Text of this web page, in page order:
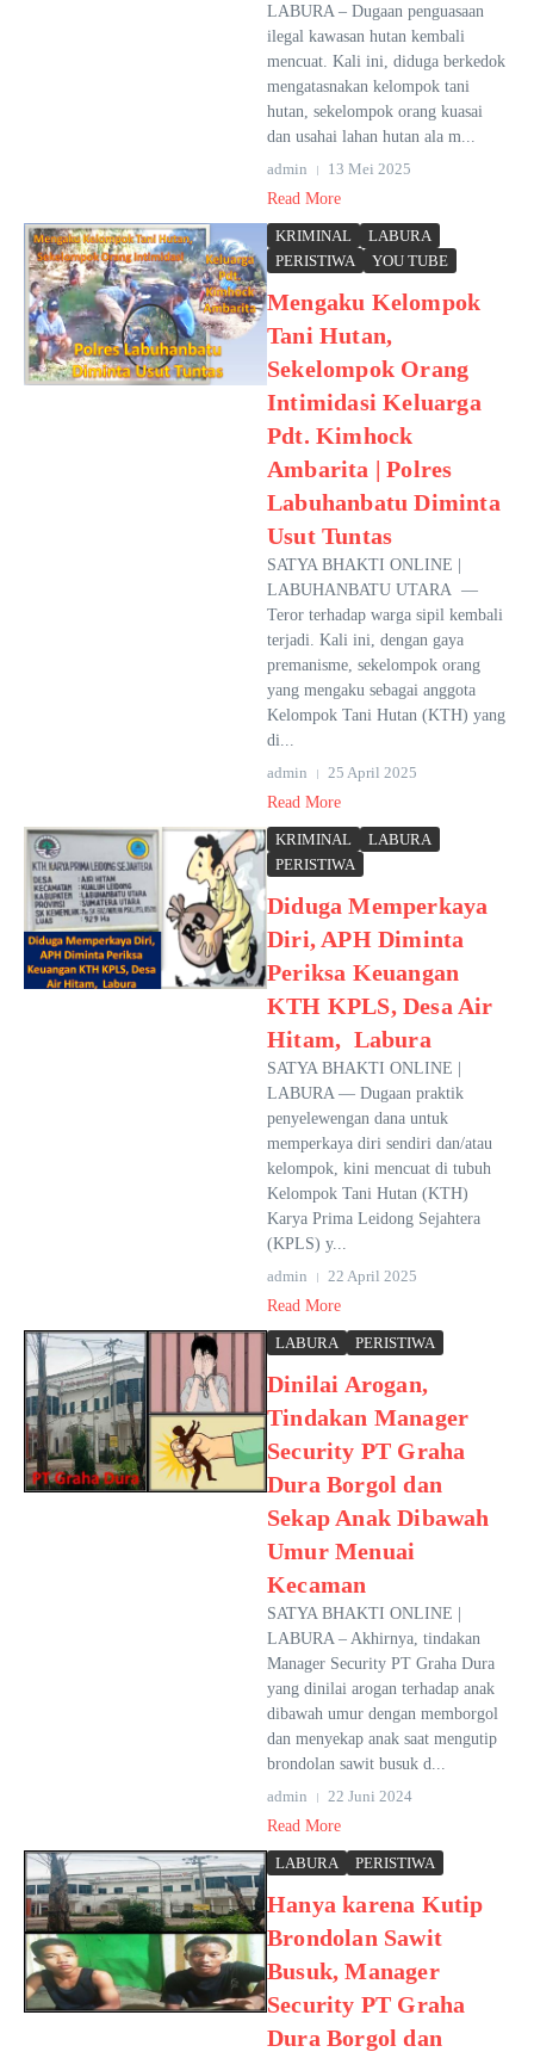
LABURA – Dugaan penguasaan
ilegal kawasan hutan kembali
mencuat. Kali ini, diduga berkedok
mengatasnakan kelompok tani
hutan, sekelompok orang kuasai
dan usahai lahan hutan ala m...
admin
13 Mei 2025
Read More
KRIMINAL
LABURA
PERISTIWA
YOU TUBE
Mengaku Kelompok
Tani Hutan,
Sekelompok Orang
Intimidasi Keluarga
Pdt. Kimhock
Ambarita | Polres
Labuhanbatu Diminta
Usut Tuntas
SATYA BHAKTI ONLINE |
LABUHANBATU UTARA —
Teror terhadap warga sipil kembali
terjadi. Kali ini, dengan gaya
premanisme, sekelompok orang
yang mengaku sebagai anggota
Kelompok Tani Hutan (KTH) yang
di...
admin
25 April 2025
Read More
KRIMINAL
LABURA
PERISTIWA
Diduga Memperkaya
Diri, APH Diminta
Periksa Keuangan
KTH KPLS, Desa Air
Hitam, Labura
SATYA BHAKTI ONLINE |
LABURA — Dugaan praktik
penyelewengan dana untuk
memperkaya diri sendiri dan/atau
kelompok, kini mencuat di tubuh
Kelompok Tani Hutan (KTH)
Karya Prima Leidong Sejahtera
(KPLS) y...
admin
22 April 2025
Read More
LABURA PERISTIWA
Dinilai Arogan,
Tindakan Manager
Security PT Graha
Dura Borgol dan
Sekap Anak Dibawah
Umur Menuai
Kecaman
SATYA BHAKTI ONLINE |
LABURA – Akhirnya, tindakan
Manager Security PT Graha Dura
yang dinilai arogan terhadap anak
dibawah umur dengan memborgol
dan menyekap anak saat mengutip
brondolan sawit busuk d...
admin
22 Juni 2024
Read More
LABURA PERISTIWA
Hanya karena Kutip
Brondolan Sawit
Busuk, Manager
Security PT Graha
Dura Borgol dan